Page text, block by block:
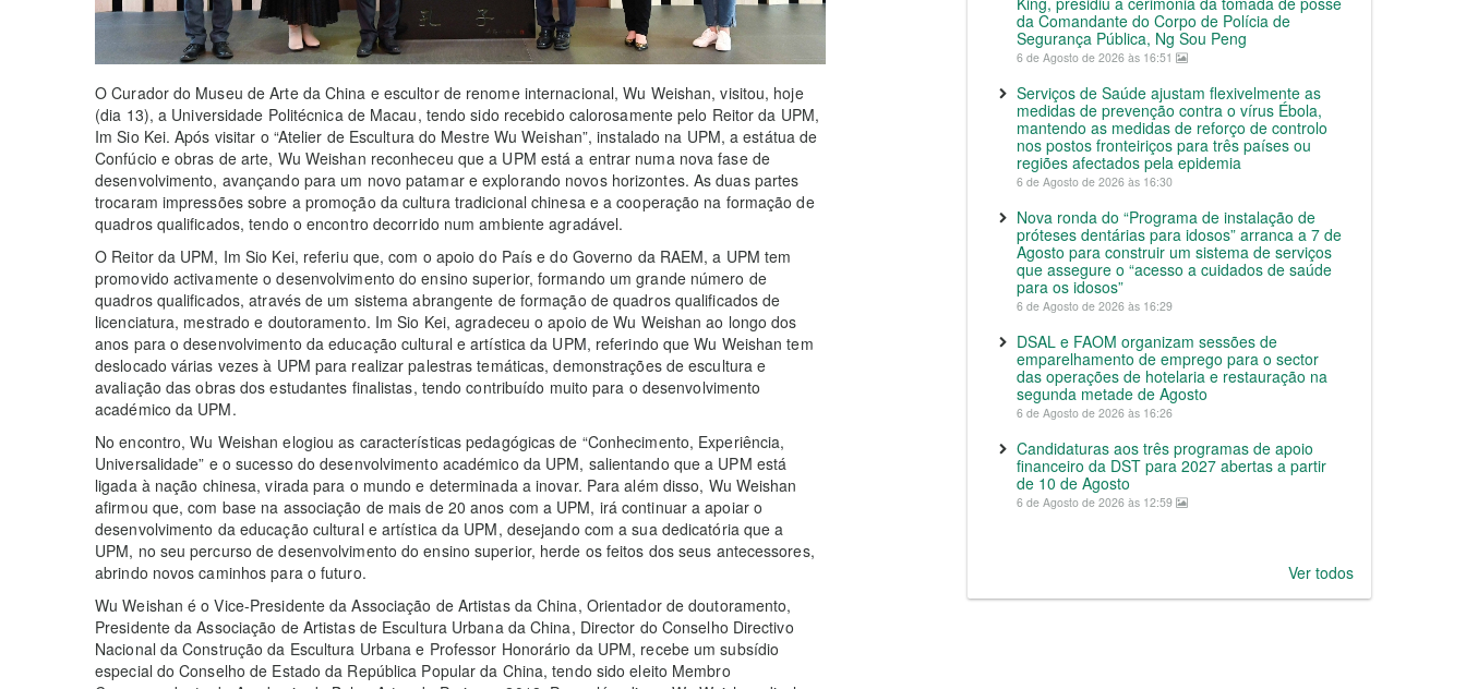
O Curador do Museu de Arte da China e escultor de renome internacional, Wu Weishan, visitou, hoje
(dia 13), a Universidade Politécnica de Macau, tendo sido recebido calorosamente pelo Reitor da UPM,
Im Sio Kei. Após visitar o “Atelier de Escultura do Mestre Wu Weishan”, instalado na UPM, a estátua de
Confúcio e obras de arte, Wu Weishan reconheceu que a UPM está a entrar numa nova fase de
desenvolvimento, avançando para um novo patamar e explorando novos horizontes. As duas partes
trocaram impressões sobre a promoção da cultura tradicional chinesa e a cooperação na formação de
quadros qualificados, tendo o encontro decorrido num ambiente agradável.
O Reitor da UPM, Im Sio Kei, referiu que, com o apoio do País e do Governo da RAEM, a UPM tem
promovido activamente o desenvolvimento do ensino superior, formando um grande número de
quadros qualificados, através de um sistema abrangente de formação de quadros qualificados de
licenciatura, mestrado e doutoramento. Im Sio Kei, agradeceu o apoio de Wu Weishan ao longo dos
anos para o desenvolvimento da educação cultural e artística da UPM, referindo que Wu Weishan tem
deslocado várias vezes à UPM para realizar palestras temáticas, demonstrações de escultura e
avaliação das obras dos estudantes finalistas, tendo contribuído muito para o desenvolvimento
académico da UPM.
No encontro, Wu Weishan elogiou as características pedagógicas de “Conhecimento, Experiência,
Universalidade” e o sucesso do desenvolvimento académico da UPM, salientando que a UPM está
ligada à nação chinesa, virada para o mundo e determinada a inovar. Para além disso, Wu Weishan
afirmou que, com base na associação de mais de 20 anos com a UPM, irá continuar a apoiar o
desenvolvimento da educação cultural e artística da UPM, desejando com a sua dedicatória que a
UPM, no seu percurso de desenvolvimento do ensino superior, herde os feitos dos seus antecessores,
abrindo novos caminhos para o futuro.
Wu Weishan é o Vice-Presidente da Associação de Artistas da China, Orientador de doutoramento,
Presidente da Associação de Artistas de Escultura Urbana da China, Director do Conselho Directivo
Nacional da Construção da Escultura Urbana e Professor Honorário da UPM, recebe um subsídio
especial do Conselho de Estado da República Popular da China, tendo sido eleito Membro
da Comandante do Corpo de Polícia de
Segurança Pública, Ng Sou Peng
6 de Agosto de 2026 às 16:51
Serviços de Saúde ajustam flexivelmente as
medidas de prevenção contra o vírus Ébola,
mantendo as medidas de reforço de controlo
nos postos fronteiriços para três países ou
regiões afectados pela epidemia
6 de Agosto de 2026 às 16:30
Nova ronda do “Programa de instalação de
próteses dentárias para idosos” arranca a 7 de
Agosto para construir um sistema de serviços
que assegure o “acesso a cuidados de saúde
para os idosos”
6 de Agosto de 2026 às 16:29
DSAL e FAOM organizam sessões de
emparelhamento de emprego para o sector
das operações de hotelaria e restauração na
segunda metade de Agosto
6 de Agosto de 2026 às 16:26
Candidaturas aos três programas de apoio
financeiro da DST para 2027 abertas a partir
de 10 de Agosto
6 de Agosto de 2026 às 12:59
Ver todos